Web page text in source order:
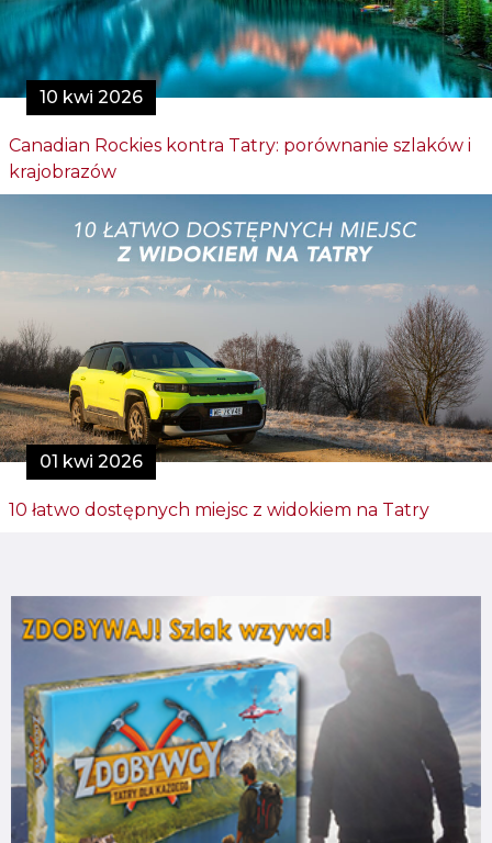
10 kwi 2026
Canadian Rockies kontra Tatry: porównanie szlaków i
krajobrazów
01 kwi 2026
10 łatwo dostępnych miejsc z widokiem na Tatry